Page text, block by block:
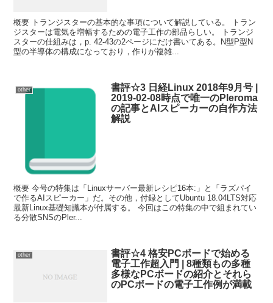
概要 トランジスターの基本的な事項について解説している。 トラン
ジスターは電気を増幅するための電子工作の部品らしい。 トランジ
スターの仕組みは，p. 42-43の2ページにだけ書いてある。N型P型N
型の半導体の構成になっており，作りが複雑...
other
書評☆3 日経Linux 2018年9月号 |
2019-02-08時点で唯一のPleroma
の記事とAIスピーカーの自作方法
解説
概要 今号の特集は「Linuxサーバー最新レシピ16本:」と「ラズパイ
で作るAIスピーカー」だ。その他，付録としてUbuntu 18.04LTS対応
最新Linux基礎知識本が付属する。 今回はこの特集の中で組まれてい
る分散SNSのPler...
other
書評☆4 格安PCボードで始める
電子工作超入門 | 8種類もの多種
多様なPCボードの紹介とそれら
のPCボードの電子工作例が満載